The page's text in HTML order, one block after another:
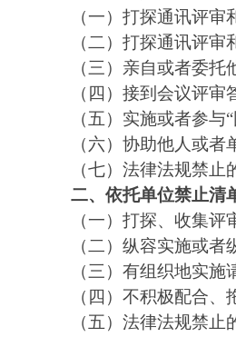
（一）打探通讯评
（二）打探通讯评
（三）亲自或者委
（四）接到会议评
（五）实施或者参与
（六）协助他人或者
（七）法律法规禁止
二、依托单位禁止清
（一）打探、收集评
（二）纵容实施或者
（三）有组织地实施
（四）不积极配合
（五）法律法规禁止